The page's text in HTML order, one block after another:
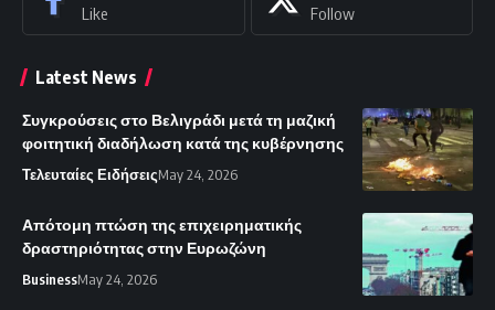
Like Follow
Latest News
Συγκρούσεις στο Βελιγράδι μετά τη μαζική
φοιτητική διαδήλωση κατά της κυβέρνησης
Τελευταίες ΕιδήσειςMay 24, 2026
Απότομη πτώση της επιχειρηματικής
δραστηριότητας στην Ευρωζώνη
BusinessMay 24, 2026